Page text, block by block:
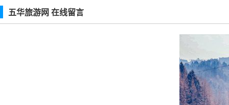
五华旅游网 在线留言